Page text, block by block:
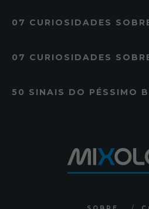
07 CURIOSIDADES
07 CURIOSIDADES
50 SINAIS DO PÉSSIMO